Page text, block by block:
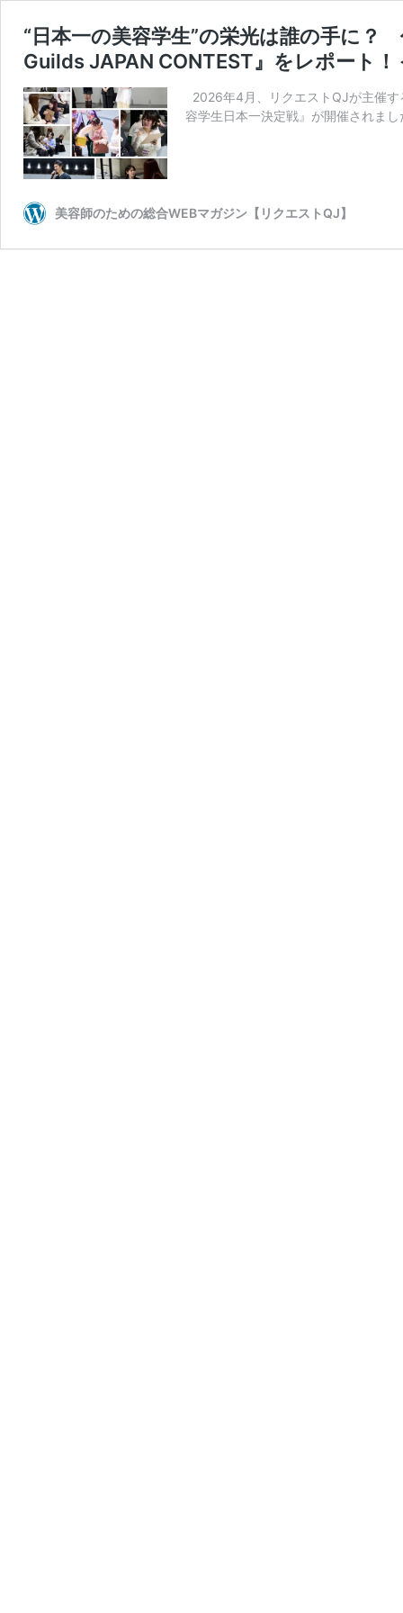
“日本一の美容学生”の栄光は誰の手に
Guilds JAPAN CONTEST』をレポート！
2026年4月、リクエストQJが主催
容学生日本一決定戦』が開催されま
美容師のための総合WEBマガジン【リクエストQJ】